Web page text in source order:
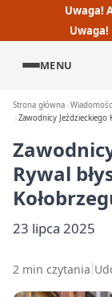
Uwaga!
Uwaga!
MENU
Strona główna
Zawodnicy Jeździeckiego
Rywal
23 lipca 2025
2 min czytania